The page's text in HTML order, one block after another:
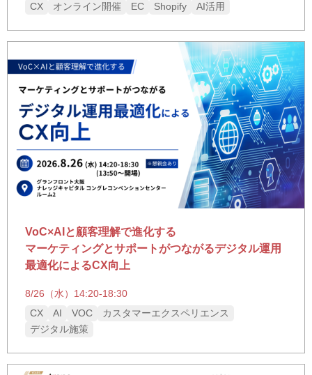
CX
オンライン開催 EC Shopify AI活用
VoC×AIと顧客理解で進化する
マーケティングとサポートがつながるデジタル運用
最適化によるCX向上
8/26（水）14:20-18:30
CX
AI VOC
カスタマーエクスペリエンス
デジタル施策